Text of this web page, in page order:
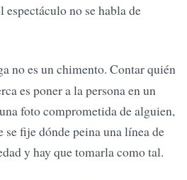
espectáculo no se habla de
no es un chimento. Contar quién
es poner a la persona en un
foto comprometida de alguien,
fije dónde peina una línea de
y hay que tomarla como tal.